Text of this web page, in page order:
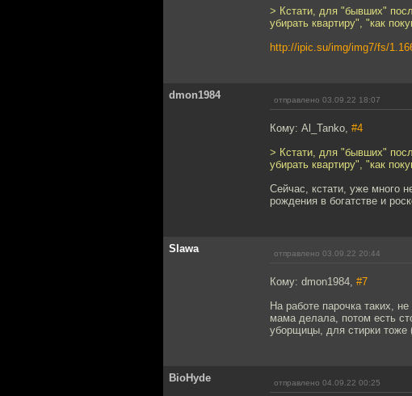
> Кстати, для "бывших"
убирать квартиру", "как
http://ipic.su/img/img7/fs/
dmon1984 отправлено 03.09.22 18:07
Кому: Al_Tanko, #4
> Кстати, для "бывших"
убирать квартиру", "как
Сейчас, кстати, уже много
рождения в богатстве и
Slawa отправлено 03.09.22 20:44
Кому: dmon1984, #7
На работе парочка таких,
мама делала, потом есть
уборщицы, для стирки тоже
BioHyde отправлено 04.09.22 00:25